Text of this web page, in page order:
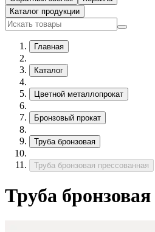
Каталог продукции
Главная
Каталог
Цветной металлопрокат
Бронзовый прокат
Труба бронзовая
Труба бронзовая прессованная
Труба